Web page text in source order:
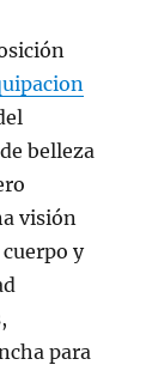
belleza
visión
y
para